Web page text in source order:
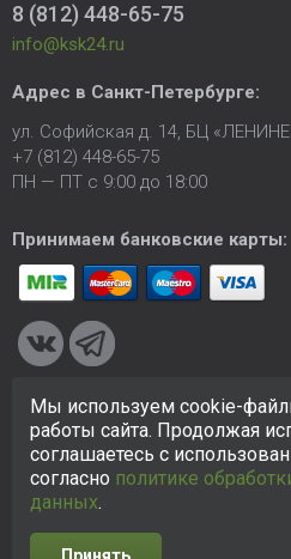
8 (812) 448-65-75
info@ksk24.ru
Адрес в Санкт-Петербурге:
ул. Софийская д. 14, БЦ
+7 (812) 448-65-75
ПН — ПТ с 9:00 до 18:00
Принимаем банковские карты:
© 2005-2026 ООО «КСК». Сайт
исключительно в
на сайте не является публичной
отношении персональных данных
Мы используем cookie-
работы сайта. Продолжая
соглашаетесь с
согласно политике
данных.